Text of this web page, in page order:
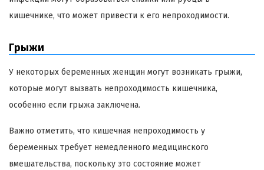
кишечнике, что может привести к его непроходимости.
Грыжи
У некоторых беременных женщин могут возникать грыжи,
которые могут вызвать непроходимость кишечника,
особенно если грыжа заключена.
Важно отметить, что кишечная непроходимость у
беременных требует немедленного медицинского
вмешательства, поскольку это состояние может